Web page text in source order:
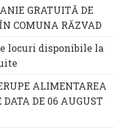
GRATUITĂ DE
COMUNA RĂZVAD
locuri disponibile la
ALIMENTAREA
DE 06 AUGUST